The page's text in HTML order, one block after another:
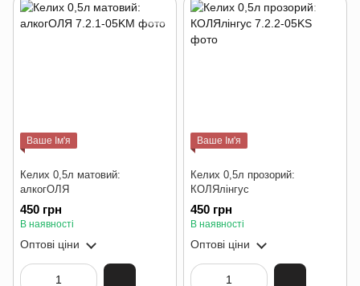
Ваше Ім'я
Келих 0,5л матовий:
алкогОЛЯ
450 грн
В наявності
Оптові ціни
Ваше Ім'я
Келих 0,5л прозорий:
КОЛЯлінгус
450 грн
В наявності
Оптові ціни